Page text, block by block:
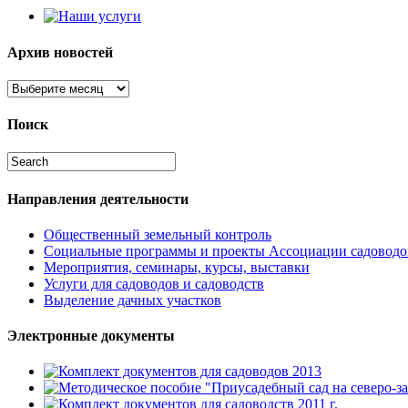
Архив новостей
Поиск
Направления деятельности
Общественный земельный контроль
Социальные программы и проекты Ассоциации
Мероприятия, семинары, курсы, выставки
Услуги для садоводов и садоводств
Выделение дачных участков
Электронные документы